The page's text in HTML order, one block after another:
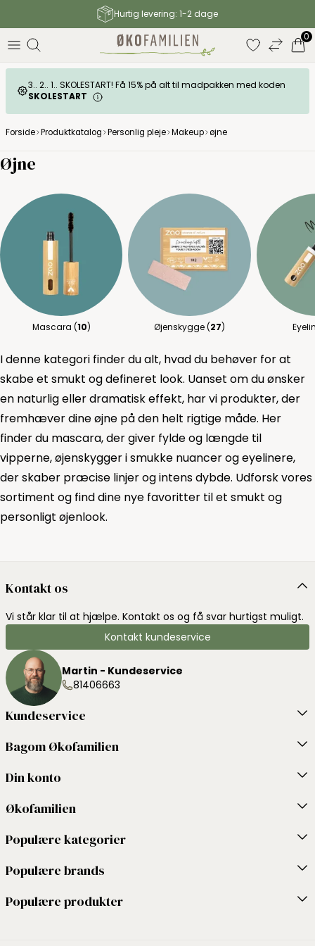
Hurtig levering: 1-2 dage
0
3.. 2.. 1.. SKOLESTART! Få 15% på alt til madpakken med koden
SKOLESTART
Forside Produktkatalog Personlig pleje Makeup øjne
Øjne
Mascara (10) Øjenskygge (27)
I denne kategori finder du alt, hvad du behøver for at
skabe et smukt og defineret look. Uanset om du ønsker
en naturlig eller dramatisk effekt, har vi produkter, der
fremhæver dine øjne på den helt rigtige måde. Her
finder du mascara, der giver fylde og længde til
vipperne, øjenskygger i smukke nuancer og eyelinere,
der skaber præcise linjer og intens dybde. Udforsk vores
sortiment og find dine nye favoritter til et smukt og
personligt øjenlook.
Kontakt os
Vi står klar til at hjælpe. Kontakt os og få svar hurtigst muligt.
Kontakt kundeservice
Martin - Kundeservice
81406663
Kundeservice
Bagom Økofamilien
Din konto
Økofamilien
Populære kategorier
Populære brands
Populære produkter